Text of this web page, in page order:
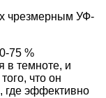
чрезмерным УФ-
75 %
в темноте, и
что он
где эффективно